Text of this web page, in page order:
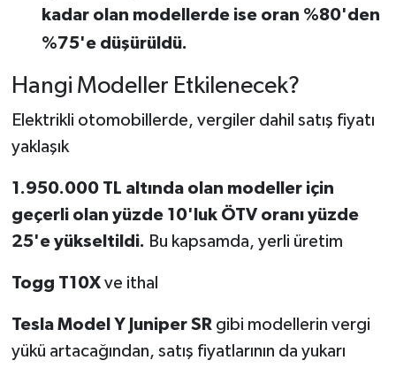
kadar olan modellerde ise oran %80'den
%75'e düşürüldü.
Hangi Modeller Etkilenecek?
Elektrikli otomobillerde, vergiler dahil satış fiyatı
yaklaşık
1.950.000 TL altında olan modeller için
geçerli olan yüzde 10'luk ÖTV oranı yüzde
25'e yükseltildi. Bu kapsamda, yerli üretim
Togg T10Xve ithal
Tesla Model Y Juniper SRgibi modellerin vergi
yükü artacağından, satış fiyatlarının da yukarı